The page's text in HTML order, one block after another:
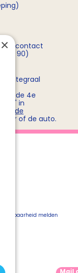
je contact
72 90)
Integraal
op de 4e
in
hier de
of de auto.
melden
Mail
×